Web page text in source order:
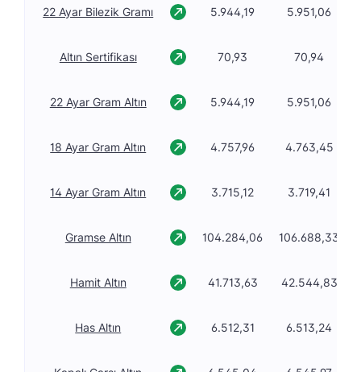
22 Ayar Bilezik Gramı 5.944,19 5.951,06
Altın Sertifikası 70,93 70,94
22 Ayar Gram Altın 5.944,19 5.951,06
18 Ayar Gram Altın 4.757,96 4.763,45
14 Ayar Gram Altın 3.715,12 3.719,41
Gramse Altın 104.284,06 106.688,33
Hamit Altın 41.713,63 42.544,83
Has Altın 6.512,31 6.513,24